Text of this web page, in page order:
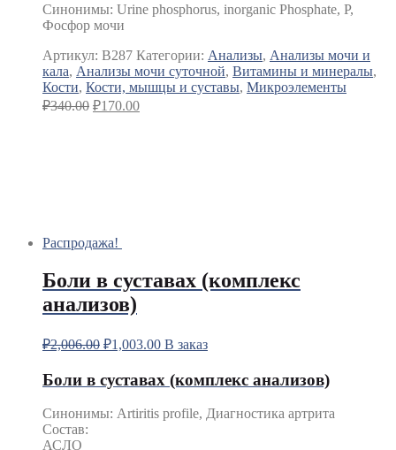
Синонимы: Urine phosphorus, inorganic Phosphate, P,
Фосфор мочи
Артикул: B287 Категории: Анализы, Анализы мочи и
кала, Анализы мочи суточной, Витамины и минералы,
Кости, Кости, мышцы и суставы, Микроэлементы
₽340.00 ₽170.00
Распродажа!
Боли в суставах (комплекс
анализов)
₽2,006.00 ₽1,003.00 В заказ
Боли в суставах (комплекс анализов)
Синонимы: Artiritis profile, Диагностика артрита
Состав:
АСЛО